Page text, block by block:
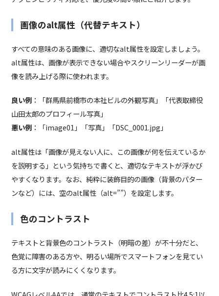
画像のalt属性（代替テキスト）
すべての意味のある画像に、適切なalt属性を設定しましょう。
alt属性は、画像が表示できない場合やスクリーンリーダーが画
像を読み上げる際に使われます。
良い例 ：「群馬県前橋市の本社ビルの外観写真」「代表取締役
山田太郎のプロフィール写真」
悪い例 ：「image01」「写真」「DSC_0001.jpg」
alt属性は「画像が見えない人に、この画像が何を伝えているか
を説明する」という気持ちで書くと、適切なテキストが浮かび
やすくなります。なお、純粋に装飾目的の画像（背景のパター
ンなど）には、空のalt属性（alt=””）を設定します。
色のコントラスト
テキストと背景色のコントラスト（明暗の差）が不十分だと、
色覚に障害のある方や、明るい場所でスマートフォンを見てい
る方に文字が読みにくくなります。